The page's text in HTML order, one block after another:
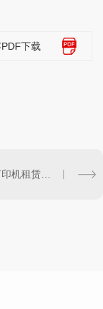
下载
一文读懂打印机租赁模式，企业轻资产办公新方式